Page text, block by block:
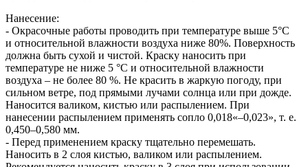
Нанесение:
- Окрасочные работы проводить при температуре выше 5°С
и относительной влажности воздуха ниже 80%. Поверхность
должна быть сухой и чистой. Краску наносить при
температуре не ниже 5 °С и относительной влажности
воздуха – не более 80 %. Не красить в жаркую погоду, при
сильном ветре, под прямыми лучами солнца или при дожде.
Наносится валиком, кистью или распылением. При
нанесении распылением применять сопло 0,018«–0,023», т. е.
0,450–0,580 мм.
- Перед применением краску тщательно перемешать.
Наносить в 2 слоя кистью, валиком или распылением.